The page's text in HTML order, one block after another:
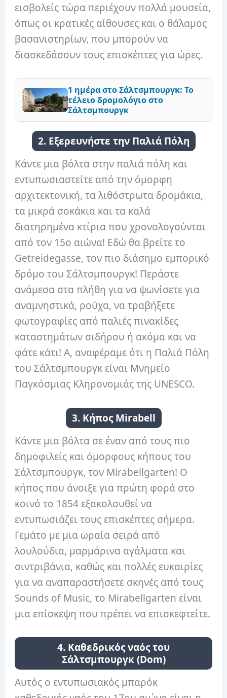
εισβολείς τώρα περιέχουν πολλά μουσεία,
όπως οι κρατικές αίθουσες και ο θάλαμος
βασανιστηρίων, που μπορούν να
διασκεδάσουν τους επισκέπτες για ώρες.
1 ημέρα στο Σάλτσμπουργκ: Το
τέλειο δρομολόγιο στο
Σάλτσμπουργκ
2. Εξερευνήστε την Παλιά Πόλη
Κάντε μια βόλτα στην παλιά πόλη και
εντυπωσιαστείτε από την όμορφη
αρχιτεκτονική, τα λιθόστρωτα δρομάκια,
τα μικρά σοκάκια και τα καλά
διατηρημένα κτίρια που χρονολογούνται
από τον 15ο αιώνα! Εδώ θα βρείτε το
Getreidegasse, τον πιο διάσημο εμπορικό
δρόμο του Σάλτσμπουργκ! Περάστε
ανάμεσα στα πλήθη για να ψωνίσετε για
αναμνηστικά, ρούχα, να τραβήξετε
φωτογραφίες από παλιές πινακίδες
καταστημάτων σιδήρου ή ακόμα και να
φάτε κάτι! Α, αναφέραμε ότι η Παλιά Πόλη
του Σάλτσμπουργκ είναι Μνημείο
Παγκόσμιας Κληρονομιάς της UNESCO.
3. Κήπος Mirabell
Κάντε μια βόλτα σε έναν από τους πιο
δημοφιλείς και όμορφους κήπους του
Σάλτσμπουργκ, τον Mirabellgarten! Ο
κήπος που άνοιξε για πρώτη φορά στο
κοινό το 1854 εξακολουθεί να
εντυπωσιάζει τους επισκέπτες σήμερα.
Γεμάτο με μια ωραία σειρά από
λουλούδια, μαρμάρινα αγάλματα και
σιντριβάνια, καθώς και πολλές ευκαιρίες
για να αναπαραστήσετε σκηνές από τους
Sounds of Music, το Mirabellgarten είναι
μια επίσκεψη που πρέπει να επισκεφτείτε.
4. Καθεδρικός ναός του
Σάλτσμπουργκ (Dom)
Αυτός ο εντυπωσιακός μπαρόκ